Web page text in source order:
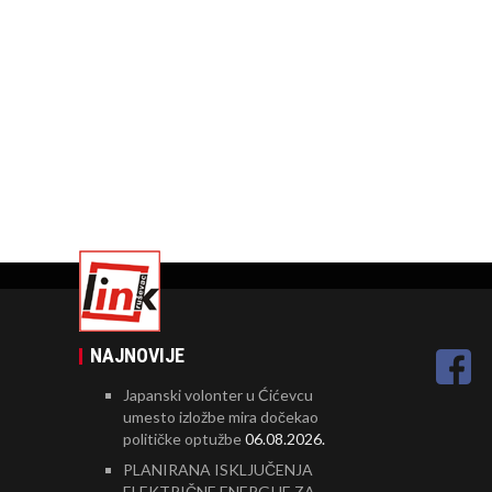
NAJNOVIJE
Japanski volonter u Ćićevcu
umesto izložbe mira dočekao
političke optužbe06.08.2026.
PLANIRANA ISKLJUČENJA